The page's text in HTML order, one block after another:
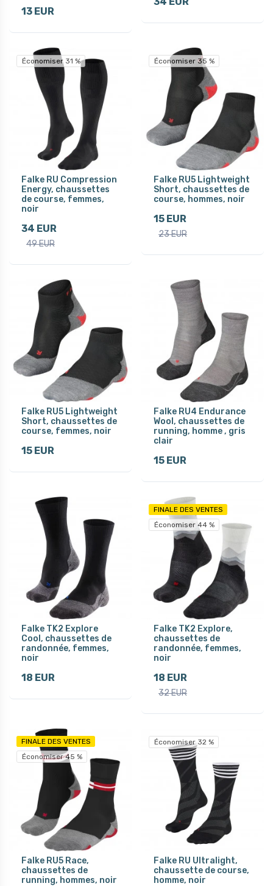
13 EUR
Économiser 31 %
Falke RU Compression
Energy, chaussettes
de course, femmes,
noir
34 EUR
49 EUR
Économiser 35 %
Falke RU5 Lightweight
Short, chaussettes de
course, hommes, noir
15 EUR
23 EUR
Falke RU5 Lightweight
Short, chaussettes de
course, femmes, noir
15 EUR
Falke RU4 Endurance
Wool, chaussettes de
running, homme , gris
clair
15 EUR
Falke TK2 Explore
Cool, chaussettes de
randonnée, femmes,
noir
18 EUR
FINALE DES VENTES
Économiser 44 %
Falke TK2 Explore,
chaussettes de
randonnée, femmes,
noir
18 EUR
32 EUR
FINALE DES VENTES
Économiser 45 %
Falke RU5 Race,
chaussettes de
running, hommes, noir
Économiser 32 %
Falke RU Ultralight,
chaussette de course,
homme, noir